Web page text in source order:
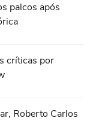
palcos após
críticas por
Roberto Carlos